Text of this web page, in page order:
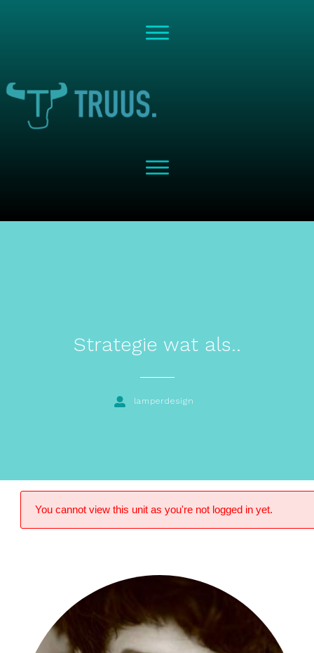
Strategie wat als..
lamperdesign
You cannot view this unit as you're not logged in yet.